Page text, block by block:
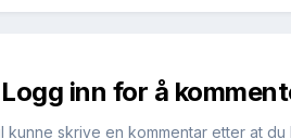
Logg inn for å
kunne skrive en kommentar etter at du